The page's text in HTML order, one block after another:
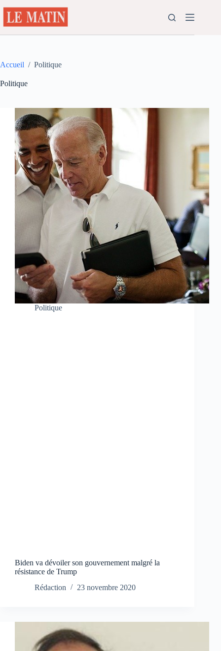
au
contenu
Accueil / Politique
Politique
Politique
Biden va dévoiler son gouvernement malgré la
résistance de Trump
Rédaction
23 novembre 2020